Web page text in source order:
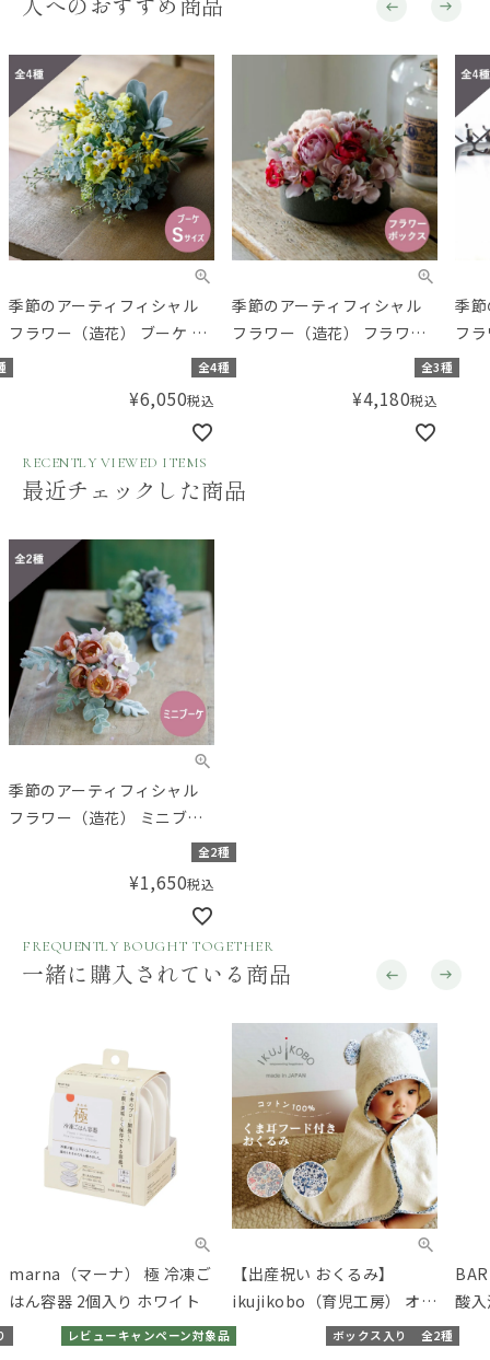
季節のアーティフィシャル
フラワー（造花） ブーケ S
サイズ
全4種
¥6,050税込
季節のアーティフィシャル
フラワー（造花） フラワー
ボックス
全3種
¥4,180税込
季
フ
サ
RECENTLY VIEWED ITEMS
最近チェックした商品
季節のアーティフィシャル
フラワー（造花） ミニブー
全2種
¥1,650税込
FREQUENTLY BOUGHT TOGETHER
一緒に購入されている商品
marna（マーナ） 極 冷凍ご
はん容器 2個入り ホワイト
レビューキャンペーン対象品
【出産祝い おくるみ】
ikujikobo（育児工房） オー
ガニック フード付きおくる
ボックス入り 全2種
酸